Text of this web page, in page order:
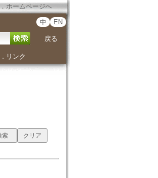
． ホームページへ
中 EN
戻る
． リンク